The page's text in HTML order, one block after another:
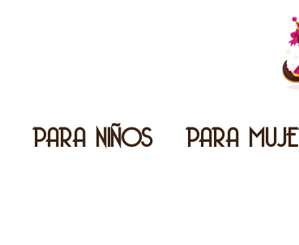
PARA NIÑOS PARA